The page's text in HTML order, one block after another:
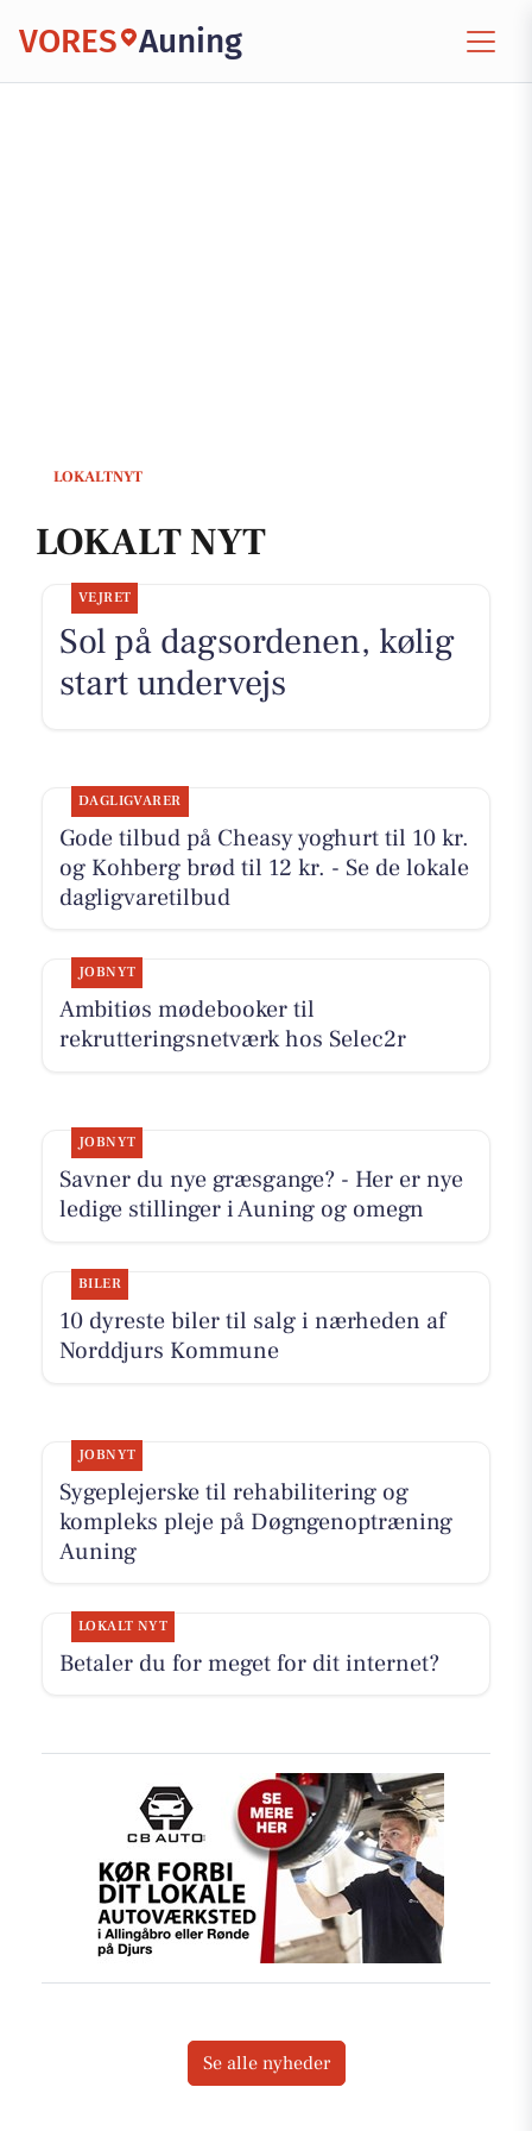
VORES Auning
LOKALTNYT
LOKALT NYT
VEJRET
Sol på dagsordenen, kølig
start undervejs
DAGLIGVARER
Gode tilbud på Cheasy yoghurt til 10 kr.
og Kohberg brød til 12 kr. - Se de lokale
dagligvaretilbud
JOBNYT
Ambitiøs mødebooker til
rekrutteringsnetværk hos Selec2r
JOBNYT
Savner du nye græsgange? - Her er nye
ledige stillinger i Auning og omegn
BILER
10 dyreste biler til salg i nærheden af
Norddjurs Kommune
JOBNYT
Sygeplejerske til rehabilitering og
kompleks pleje på Døgngenoptræning
Auning
LOKALT NYT
Betaler du for meget for dit internet?
Se alle nyheder